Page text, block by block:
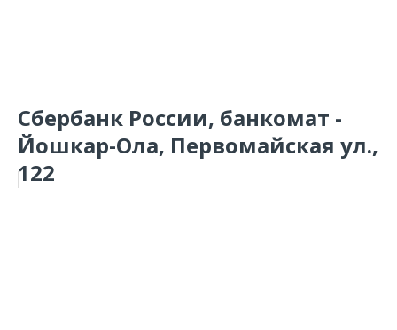
Сбербанк России, банкомат -
Йошкар-Ола, Первомайская ул.,
122